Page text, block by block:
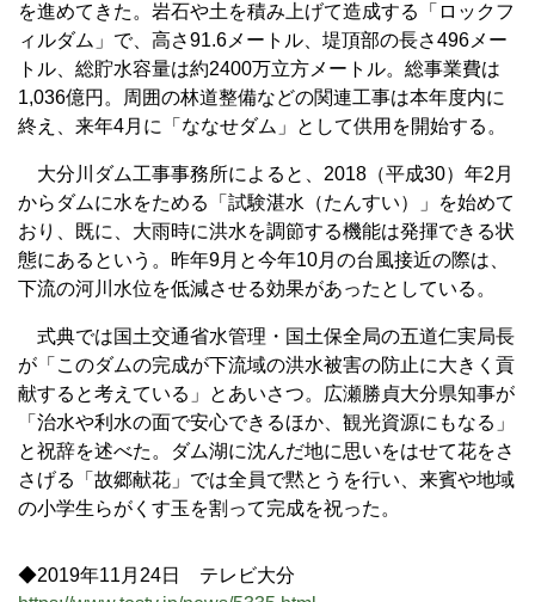
を進めてきた。岩石や土を積み上げて造成する「ロックフ
ィルダム」で、高さ91.6メートル、堤頂部の長さ496メー
トル、総貯水容量は約2400万立方メートル。総事業費は
1,036億円。周囲の林道整備などの関連工事は本年度内に
終え、来年4月に「ななせダム」として供用を開始する。
大分川ダム工事事務所によると、2018（平成30）年2月
からダムに水をためる「試験湛水（たんすい）」を始めて
おり、既に、大雨時に洪水を調節する機能は発揮できる状
態にあるという。昨年9月と今年10月の台風接近の際は、
下流の河川水位を低減させる効果があったとしている。
式典では国土交通省水管理・国土保全局の五道仁実局長
が「このダムの完成が下流域の洪水被害の防止に大きく貢
献すると考えている」とあいさつ。広瀬勝貞大分県知事が
「治水や利水の面で安心できるほか、観光資源にもなる」
と祝辞を述べた。ダム湖に沈んだ地に思いをはせて花をさ
さげる「故郷献花」では全員で黙とうを行い、来賓や地域
の小学生らがくす玉を割って完成を祝った。
◆2019年11月24日 テレビ大分